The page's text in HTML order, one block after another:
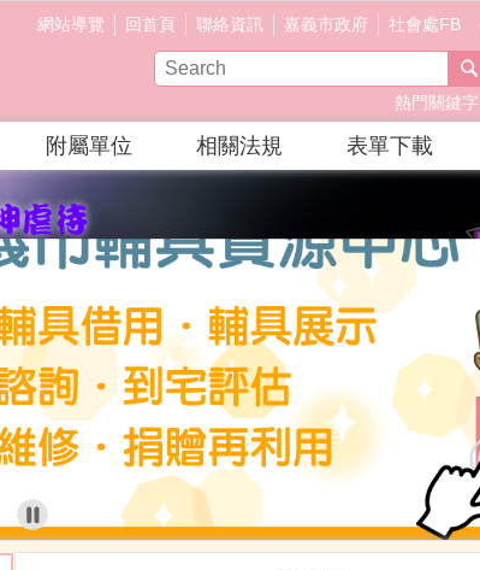
網站導覽 回首頁 聯絡資訊 嘉義市政府 社會處FB
熱門關鍵字
附屬單位 相關法規 表單下載